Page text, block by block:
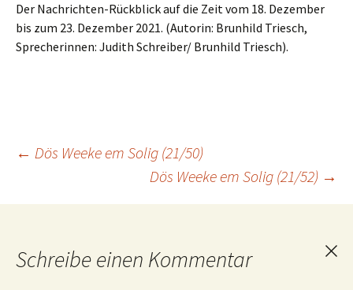
Der Nachrichten-Rückblick auf die Zeit vom 18. Dezember
bis zum 23. Dezember 2021. (Autorin: Brunhild Triesch,
Sprecherinnen: Judith Schreiber/ Brunhild Triesch).
Beitragsnavigation
← Dös Weeke em Solig (21/50)
Dös Weeke em Solig (21/52) →
Schreibe einen Kommentar